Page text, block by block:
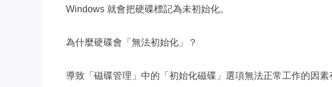
Windows 就會把硬碟標記為未初始化。
為什麼硬碟會「無法初始化」？
導致「磁碟管理」中的「初始化磁碟」選項無法正常工作的因